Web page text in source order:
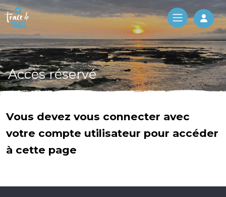
Log
Accès réservé
Vous devez vous connecter avec
votre compte utilisateur pour accéder
à cette page